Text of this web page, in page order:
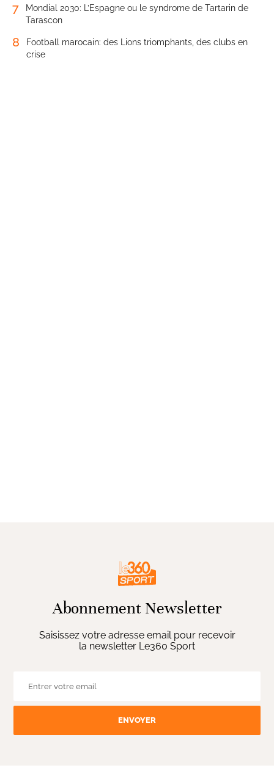
7
Mondial 2030: L’Espagne ou le syndrome de Tartarin de
Tarascon
8
Football marocain: des Lions triomphants, des clubs en
crise
Abonnement Newsletter
Saisissez votre adresse email pour recevoir
la newsletter Le360 Sport
ENVOYER